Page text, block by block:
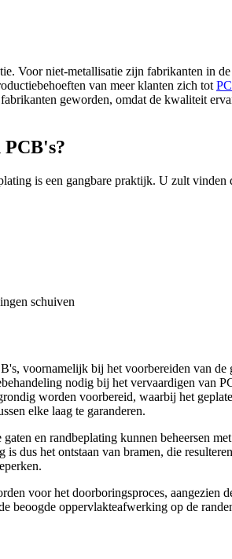
Voor niet-metallisatie zijn fabrikanten in
van meer klanten zich tot
geworden, omdat de kwaliteit
is een gangbare praktijk. U zult vinden
schuiven
voornamelijk bij het voorbereiden van de
nodig bij het vervaardigen van
worden voorbereid, waarbij het
elke laag te garanderen.
en randbeplating kunnen beheersen
dus het ontstaan ​​van bramen, die
voor het doorboringsproces, aangezien
beoogde oppervlakteafwerking op de